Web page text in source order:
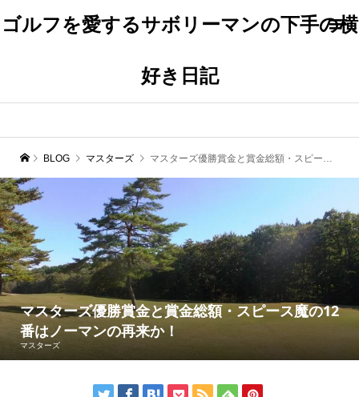
ゴルフを愛するサボリーマンの下手の横
好き日記
BLOG マスターズ マスターズ優勝賞金と賞金総額・スピース魔の12番はノーマンの再来か！
マスターズ優勝賞金と賞金総額・スピース魔の12
番はノーマンの再来か！
マスターズ